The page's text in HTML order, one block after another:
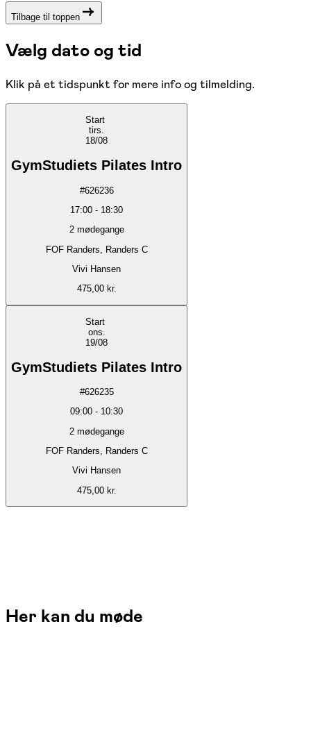
Tilbage til toppen
Vælg dato og tid
Klik på et tidspunkt for mere info og tilmelding.
Start
tirs.
18/08
GymStudiets Pilates Intro
#626236
17:00 - 18:30
2 mødegange
FOF Randers, Randers C
Vivi Hansen
475,00 kr.
Start
ons.
19/08
GymStudiets Pilates Intro
#626235
09:00 - 10:30
2 mødegange
FOF Randers, Randers C
Vivi Hansen
475,00 kr.
Her kan du møde